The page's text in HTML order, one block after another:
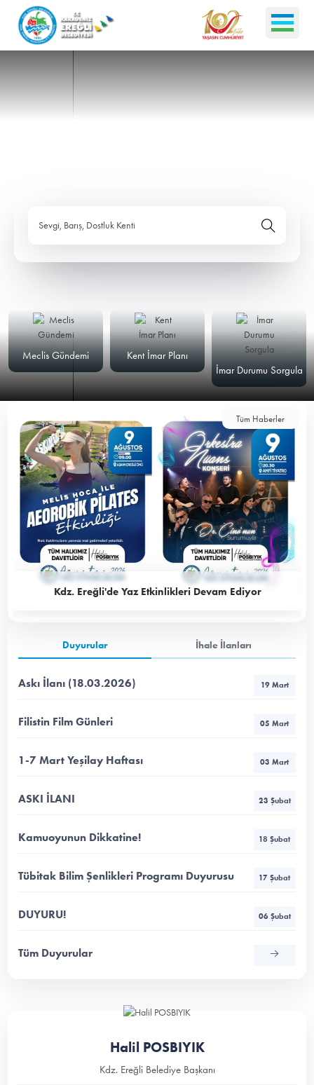
Sevgi, Barış, Dostluk Kenti
Meclis Gündemi
Kent İmar Planı
İmar Durumu Sorgula
Tüm Haberler
Kdz. Ereğli'de Yaz Etkinlikleri Devam Ediyor
Duyurular İhale İlanları
Askı İlanı (18.03.2026) 19 Mart
Filistin Film Günleri 05 Mart
1-7 Mart Yeşilay Haftası 03 Mart
ASKI İLANI 23 Şubat
Kamuoyunun Dikkatine! 18 Şubat
Tübitak Bilim Şenlikleri Programı Duyurusu 17 Şubat
DUYURU! 06 Şubat
Tüm Duyurular
Halil POSBIYIK
Kdz. Ereğli Belediye Başkanı